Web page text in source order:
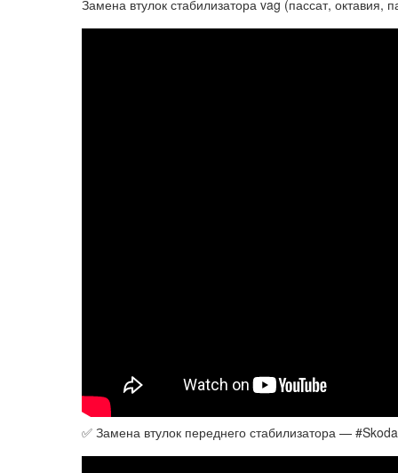
Замена втулок стабилизатора vag (пассат, октавия,
✅ Замена втулок переднего стабилизатора —